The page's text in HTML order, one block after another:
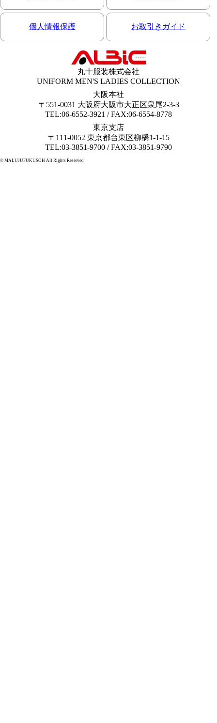
個人情報保護 お取引きガイド
丸十服装株式会社
UNIFORM MEN'S LADIES COLLECTION
大阪本社
〒551-0031 大阪府大阪市大正区泉尾2-3-3
TEL:06-6552-3921 / FAX:06-6554-8778
東京支店
〒111-0052 東京都台東区柳橋1-1-15
TEL:03-3851-9700 / FAX:03-3851-9790
© MALUJUFUKUSOH All Rights Reserved